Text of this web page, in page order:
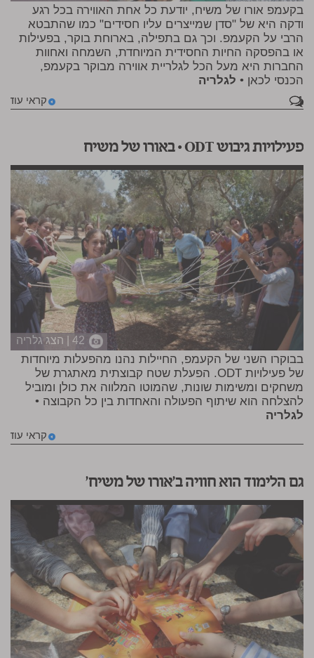
בקעמפ אורו של משיח, יודעת כל אחת האווירה בכל רגע
ודקה היא של "סדן שמייצרים עליו חסידים" כמו שהתבטא
הרבי על הקעמפ. וכך גם בתפילה, בארוחת בוקר, בפעילות
או בהפסקה החיות החסידית המיוחדת, השמחה ואחוות
החברות היא מעל הכל לגלריית אווירה מבוקר בקעמפ,
הכנסי לכאן • לגלריה
קראי עוד 1
פעילויות גיבוש ODT • באורו של משיח
42 | הצג גלריה
בבוקרו השני של הקעמפ, החיילות נהנו מהפעלות מיוחדות
של פעילויות ODT. הפעלת שטח קבוצתית מאתגרת של
משחקים ומשימות שונות, שהמוטו המלווה את כולן ומוביל
להצלחה הוא שיתוף הפעולה והאחדות בין כל הקבוצה •
לגלריה
קראי עוד
גם הלימוד הוא חוויה ב'אורו של משיח'